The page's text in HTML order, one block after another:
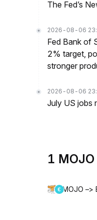
The Fed’s
2026-08-06
Fed Bank of
2% target,
stronger
2026-08-06
July US jobs
1
MOJO –>